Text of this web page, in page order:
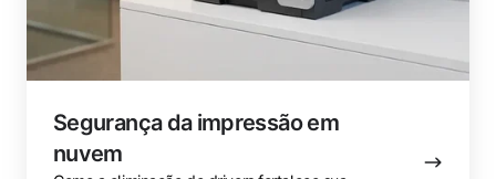
Segurança da impressão em
nuvem